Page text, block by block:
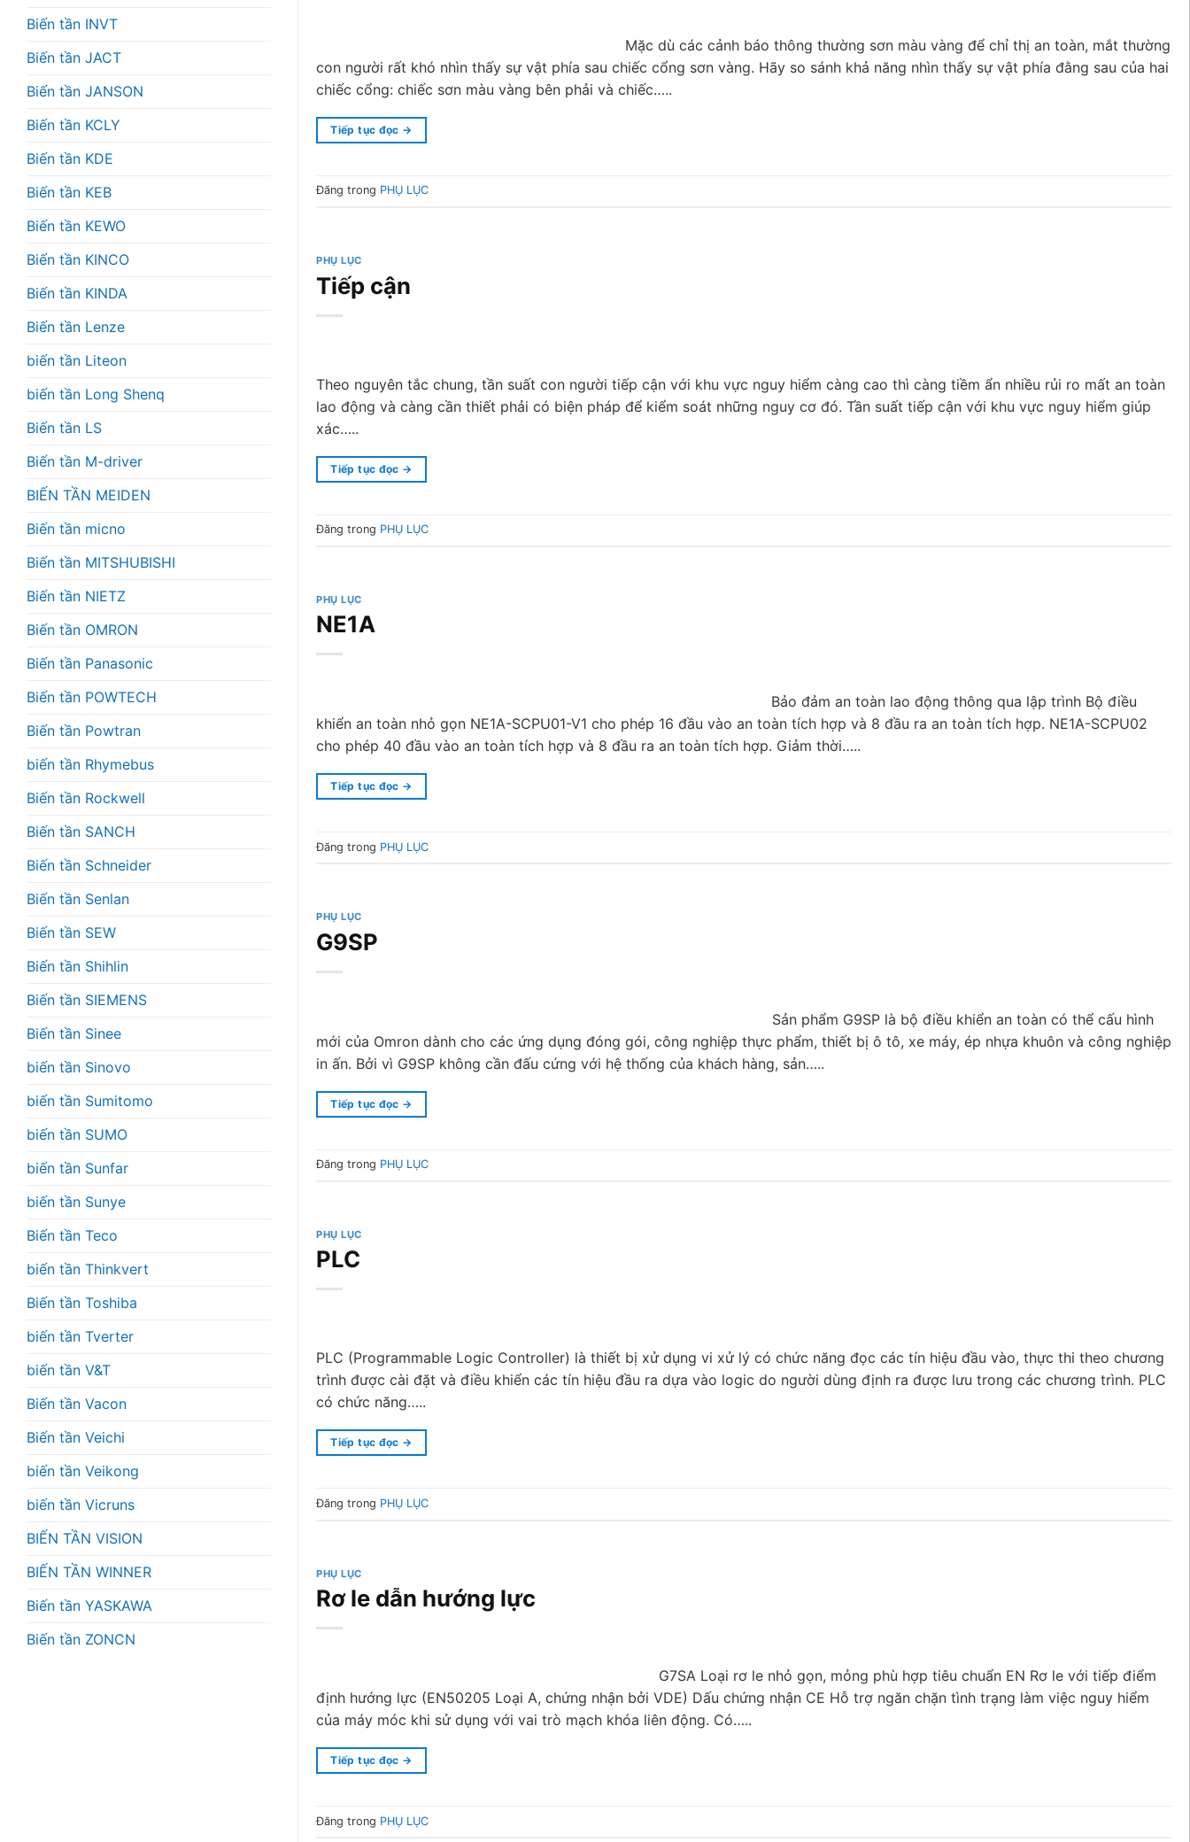
Biến tần INVT
Biến tần JACT
Biến tần JANSON
Biến tần KCLY
Biến tần KDE
Biến tần KEB
Biến tần KEWO
Biến tần KINCO
Biến tần KINDA
Biến tần Lenze
biến tần Liteon
biến tần Long Shenq
Biến tần LS
Biến tần M-driver
BIẾN TẦN MEIDEN
Biến tần micno
Biến tần MITSHUBISHI
Biến tần NIETZ
Biến tần OMRON
Biến tần Panasonic
Biến tần POWTECH
Biến tần Powtran
biến tần Rhymebus
Biến tần Rockwell
Biến tần SANCH
Biến tần Schneider
Biến tần Senlan
Biến tần SEW
Biến tần Shihlin
Biến tần SIEMENS
Biến tần Sinee
biến tần Sinovo
biến tần Sumitomo
biến tần SUMO
biến tần Sunfar
biến tần Sunye
Biến tần Teco
biến tần Thinkvert
Biến tần Toshiba
biến tần Tverter
biến tần V&T
Biến tần Vacon
Biến tần Veichi
biến tần Veikong
biến tần Vicruns
BIẾN TẦN VISION
BIẾN TẦN WINNER
Biến tần YASKAWA
Biến tần ZONCN
Mặc dù các cảnh báo thông thường sơn màu vàng để chỉ thị an toàn, mắt thường
con người rất khó nhìn thấy sự vật phía sau chiếc cổng sơn vàng. Hãy so sánh khả năng nhìn thấy sự vật phía đằng sau của hai
chiếc cổng: chiếc sơn màu vàng bên phải và chiếc…..
Tiếp tục đọc →
Đăng trong PHỤ LỤC
PHỤ LỤC
Tiếp cận
Theo nguyên tắc chung, tần suất con người tiếp cận với khu vực nguy hiểm càng cao thì càng tiềm ẩn nhiều rủi ro mất an toàn
lao động và càng cần thiết phải có biện pháp để kiểm soát những nguy cơ đó. Tần suất tiếp cận với khu vực nguy hiểm giúp
xác…..
Tiếp tục đọc →
Đăng trong PHỤ LỤC
PHỤ LỤC
NE1A
Bảo đảm an toàn lao động thông qua lập trình Bộ điều
khiển an toàn nhỏ gọn NE1A-SCPU01-V1 cho phép 16 đầu vào an toàn tích hợp và 8 đầu ra an toàn tích hợp. NE1A-SCPU02
cho phép 40 đầu vào an toàn tích hợp và 8 đầu ra an toàn tích hợp. Giảm thời…..
Tiếp tục đọc →
Đăng trong PHỤ LỤC
PHỤ LỤC
G9SP
Sản phẩm G9SP là bộ điều khiển an toàn có thể cấu hình
mới của Omron dành cho các ứng dụng đóng gói, công nghiệp thực phẩm, thiết bị ô tô, xe máy, ép nhựa khuôn và công nghiệp
in ấn. Bởi vì G9SP không cần đấu cứng với hệ thống của khách hàng, sản…..
Tiếp tục đọc →
Đăng trong PHỤ LỤC
PHỤ LỤC
PLC
PLC (Programmable Logic Controller) là thiết bị xử dụng vi xử lý có chức năng đọc các tín hiệu đầu vào, thực thi theo chương
trình được cài đặt và điều khiển các tín hiệu đầu ra dựa vào logic do người dùng định ra được lưu trong các chương trình. PLC
có chức năng…..
Tiếp tục đọc →
Đăng trong PHỤ LỤC
PHỤ LỤC
Rơ le dẫn hướng lực
G7SA Loại rơ le nhỏ gọn, mỏng phù hợp tiêu chuẩn EN Rơ le với tiếp điểm
định hướng lực (EN50205 Loại A, chứng nhận bởi VDE) Dấu chứng nhận CE Hỗ trợ ngăn chặn tình trạng làm việc nguy hiểm
của máy móc khi sử dụng với vai trò mạch khóa liên động. Có…..
Tiếp tục đọc →
Đăng trong PHỤ LỤC